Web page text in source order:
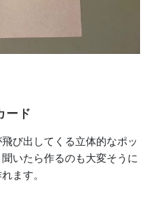
ード
び出してくる立体的なポッ
いたら作るのも大変そうに
ます。